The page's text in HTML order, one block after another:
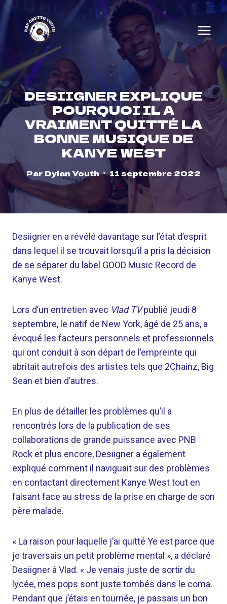
Skip
content
DESIIGNER EXPLIQUE
POURQUOI IL A
VRAIMENT QUITTÉ LA
BONNE MUSIQUE DE
KANYE WEST
Par Dylan Youth 11 septembre 2022
Desiigner en a révélé davantage sur l’état d’esprit
dans lequel il se trouvait lorsqu’il a pris la décision
de se séparer du label GOOD Music Record de
Kanye West.
Lors d’un entretien avec Vlad TVpublié jeudi 8
septembre, le natif de New York, âgé de 25 ans, a
évoqué les facteurs personnels et professionnels
qui ont conduit à son départ de l’empreinte qui
abritait autrefois des artistes tels que 2Chainz, Big
Sean et bien d’autres.
En plus de détailler les problèmes qu’il a
rencontrés lors de la publication de ses
collaborations de grande puissance avec PNB
Rock et plus encore, Desiigner a également
expliqué comment il naviguait sur des problèmes
en contactant directement Kanye West tout en
faisant face au stress de la prise en charge de son
père malade.
« La raison pour laquelle j’ai quitté Ye est parce que
je traversais un petit problème mental », a déclaré
Desiigner à Vlad. « Je venais juste de sortir du
lycée, mes pops sont juste tombés dans le coma.
Pendant que j’étais en tournée, je passais un bon